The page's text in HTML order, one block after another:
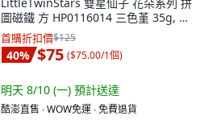
圖磁鐵 方 HP0116014 三色堇 35g, 16
片, 1盒
首購折扣價$125
40% $75 ($75.00/1個)
明天 8/10 (一) 預計送達
酷澎直售 ∙ WOW免運 ∙ 免費退貨